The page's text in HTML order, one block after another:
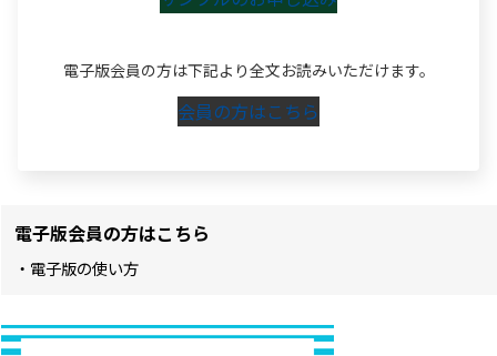
電子版会員の方は下記より全文お読みいただけます。
会員の方はこちら
電子版会員の方はこちら
・電子版の使い方